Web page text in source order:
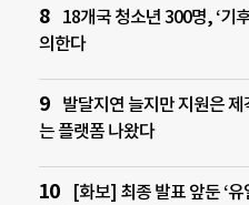
18개국 청소년 300명, ‘기
의한다
발달지연 늘지만 지원은
는 플랫폼 나왔다
[화보] 최종 발표 앞둔 ‘